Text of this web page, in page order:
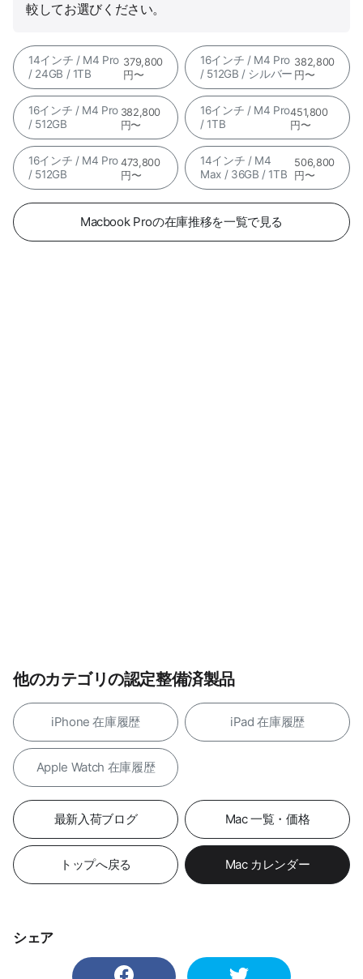
較してお選びください。
14インチ / M4 Pro
/ 24GB / 1TB
379,800
円〜
16インチ / M4 Pro
/ 512GB / シルバー
382,800
円〜
16インチ / M4 Pro
/ 512GB
382,800
円〜
16インチ / M4 Pro
/ 1TB
451,800
円〜
16インチ / M4 Pro
/ 512GB
473,800
円〜
14インチ / M4
Max / 36GB / 1TB
506,800
円〜
Macbook Proの在庫推移を一覧で見る
他のカテゴリの認定整備済製品
iPhone 在庫履歴 iPad 在庫履歴
Apple Watch 在庫履歴
最新入荷ブログ Mac 一覧・価格
トップへ戻る Mac カレンダー
シェア